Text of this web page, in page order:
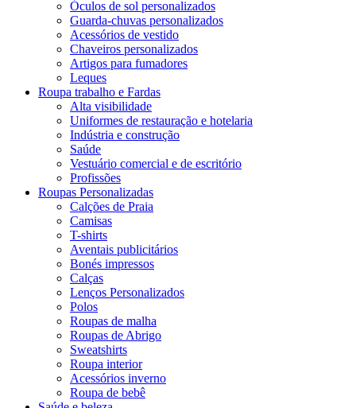
Óculos de sol personalizados
Guarda-chuvas personalizados
Acessórios de vestido
Chaveiros personalizados
Artigos para fumadores
Leques
Roupa trabalho e Fardas
Alta visibilidade
Uniformes de restauração e hotelaria
Indústria e construção
Saúde
Vestuário comercial e de escritório
Profissões
Roupas Personalizadas
Calções de Praia
Camisas
T-shirts
Aventais publicitários
Bonés impressos
Calças
Lenços Personalizados
Polos
Roupas de malha
Roupas de Abrigo
Sweatshirts
Roupa interior
Acessórios inverno
Roupa de bebê